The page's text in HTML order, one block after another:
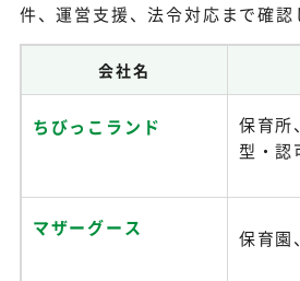
件、運営支援、法令対応まで確認
会社名
ちびっこランド
保育所
型・認
マザーグース 保育園